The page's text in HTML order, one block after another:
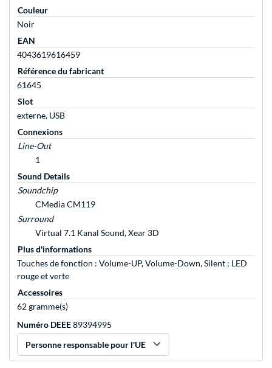
Couleur
Noir
EAN
4043619616459
Référence du fabricant
61645
Slot
externe, USB
Connexions
Line-Out
1
Sound Details
Soundchip
CMedia CM119
Surround
Virtual 7.1 Kanal Sound, Xear 3D
Plus d'informations
Touches de fonction : Volume-UP, Volume-Down, Silent ; LED
rouge et verte
Accessoires
62 gramme(s)
Numéro DEEE89394995
Personne responsable pour l'UE